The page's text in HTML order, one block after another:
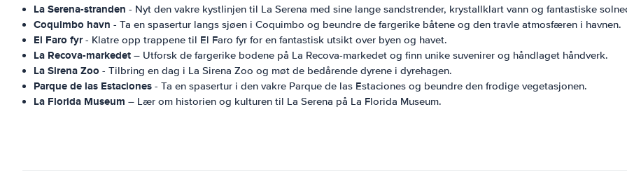
La Serena-stranden - Nyt den vakre kystlinjen til La Serena med sine lange sandstrender, krystallklart vann og fantastiske
Coquimbo havn - Ta en spasertur langs sjøen i Coquimbo og beundre de fargerike båtene og den travle atmosfæren i havnen.
El Faro fyr- Klatre opp trappene til El Faro fyr for en fantastisk utsikt over byen og havet.
La Recova-markedet – Utforsk de fargerike bodene på La Recova-markedet og finn unike suvenirer og håndlaget håndverk.
La Sirena Zoo - Tilbring en dag i La Sirena Zoo og møt de bedårende dyrene i dyrehagen.
Parque de las Estaciones - Ta en spasertur i den vakre Parque de las Estaciones og beundre den frodige vegetasjonen.
La Florida Museum – Lær om historien og kulturen til La Serena på La Florida Museum.